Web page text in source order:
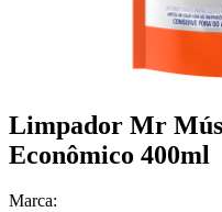
Limpador Mr
Econômico 400ml
Marca: